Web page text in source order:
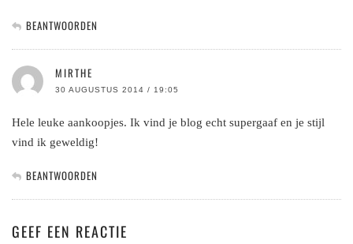
BEANTWOORDEN
MIRTHE
30 AUGUSTUS 2014 / 19:05
Hele leuke aankoopjes. Ik vind je blog echt supergaaf en je stijl
vind ik geweldig!
BEANTWOORDEN
GEEF EEN REACTIE